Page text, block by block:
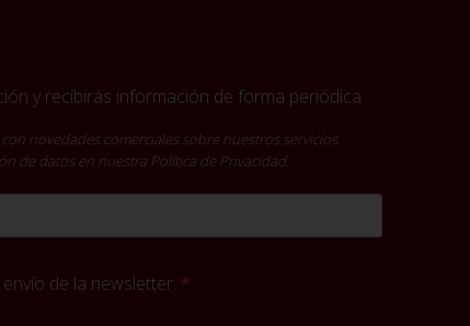
y recibirás información de forma periódica
novedades comerciales sobre nuestros servicios.
de datos en nuestra Política de Privacidad.
de la newsletter.